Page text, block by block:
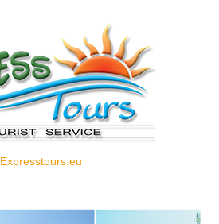
Expresstours.eu